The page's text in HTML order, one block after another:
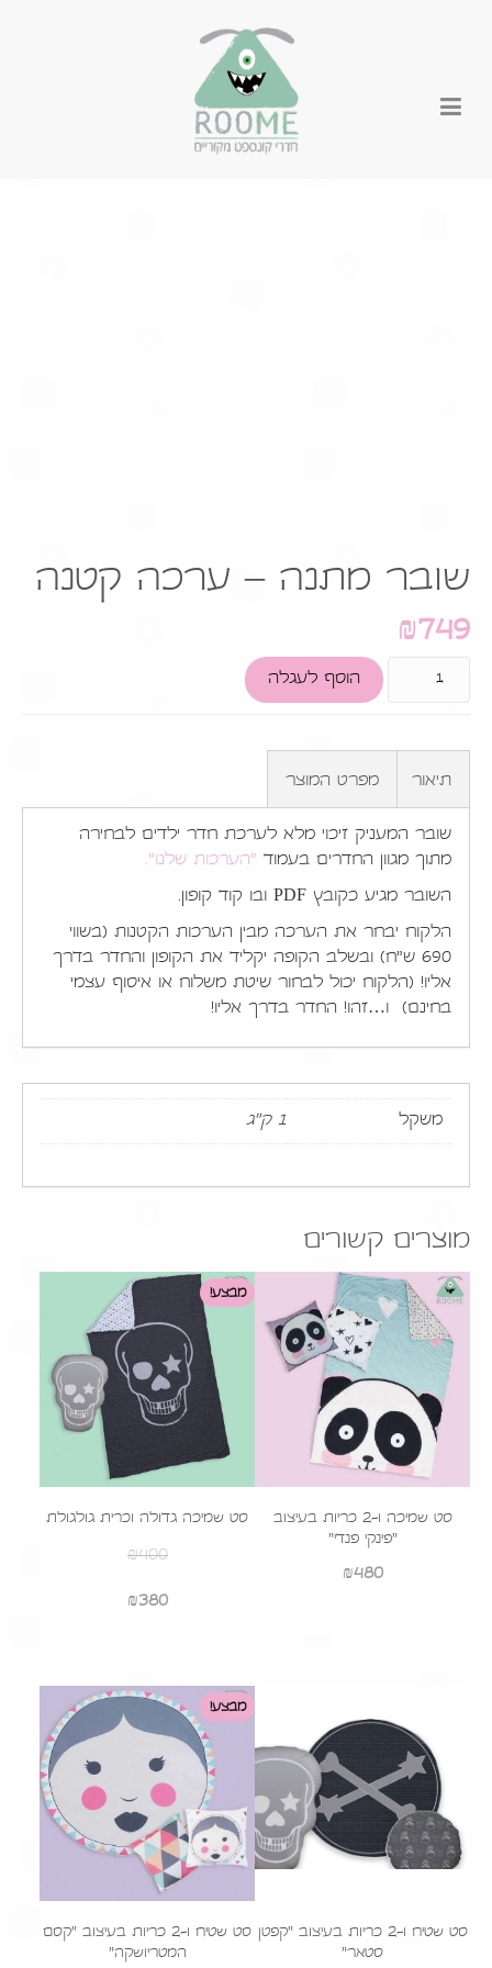
שובר מתנה – ערכה קטנה
₪749
הוסף לעגלה
תיאור מפרט המוצר
שובר המעניק זיכוי מלא לערכת חדר ילדים לבחירה
מתוך מגוון החדרים בעמוד "הערכות שלנו".
השובר מגיע כקובץ PDF ובו קוד קופון.
הלקוח יבחר את הערכה מבין הערכות הקטנות (בשווי
690 ש"ח) ובשלב הקופה יקליד את הקופון והחדר בדרך
אליו! (הלקוח יכול לבחור שיטת משלוח או איסוף עצמי
בחינם) ו…זהו! החדר בדרך אליו!
משקל 1 ק"ג
מוצרים קשורים
סט שמיכה ו-2 כריות בעיצוב
"פינקי פנדי"
₪480
מבצע!
סט שמיכה גדולה וכרית גולגולת
₪400
המקורי
₪380
סט שטיח ו-2 כריות בעיצוב "קפטן
סטאר"
מבצע!
סט שטיח ו-2 כריות בעיצוב "קסם
המטריושקה"